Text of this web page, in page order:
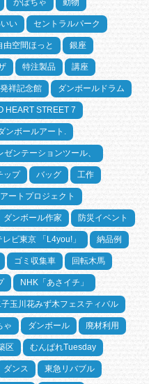
い セントラルパーク
由空間ほっと 銀座
特注製品 講座
祥記念館 ダンボールドラム
HEART STREET 7
ンボールアート.
ゼンテーションツール、
ップ バッグ 工作
アートプロジェクト
ダンボール作家 防災イベント
レビ東京 「L4you!」 納品例
ゴミ収集車 回転木馬
NHK「あさイチ」
子玉川花みず木フェスティバル
ゃ ダンボール 廃材利用
区 むんぱれTuesday
ダンス 東急リバブル